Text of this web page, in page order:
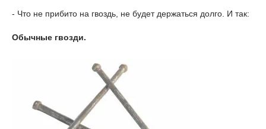
- Что не прибито на гвоздь, не будет держаться долго. И так:
Обычные гвозди.